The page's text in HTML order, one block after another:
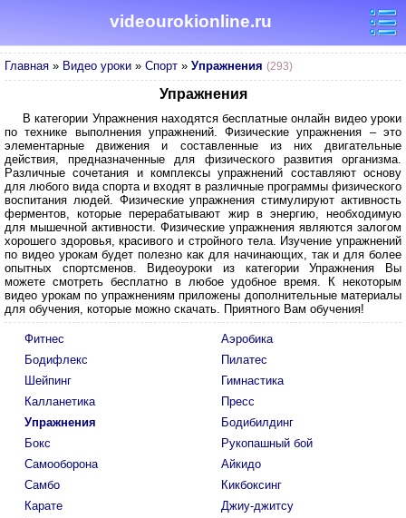
videourokionline.ru
Главная » Видео уроки » Спорт » Упражнения (293)
Упражнения
В категории Упражнения находятся бесплатные онлайн видео уроки
по технике выполнения упражнений. Физические упражнения – это
элементарные движения и составленные из них двигательные
действия, предназначенные для физического развития организма.
Различные сочетания и комплексы упражнений составляют основу
для любого вида спорта и входят в различные программы физического
воспитания людей. Физические упражнения стимулируют активность
ферментов, которые перерабатывают жир в энергию, необходимую
для мышечной активности. Физические упражнения являются залогом
хорошего здоровья, красивого и стройного тела. Изучение упражнений
по видео урокам будет полезно как для начинающих, так и для более
опытных спортсменов. Видеоуроки из категории Упражнения Вы
можете смотреть бесплатно в любое удобное время. К некоторым
видео урокам по упражнениям приложены дополнительные материалы
для обучения, которые можно скачать. Приятного Вам обучения!
Фитнес
Аэробика
Бодифлекс
Пилатес
Шейпинг
Гимнастика
Калланетика
Пресс
Упражнения
Бодибилдинг
Бокс
Рукопашный бой
Самооборона
Айкидо
Самбо
Кикбоксинг
Карате
Джиу-джитсу